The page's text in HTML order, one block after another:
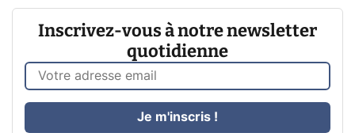
Inscrivez-vous à notre newsletter
quotidienne
Je m'inscris !